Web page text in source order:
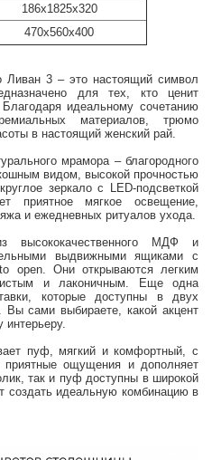
186х1825х320
470х560х400
Ливан 3 – это настоящий символ
для тех, кто ценит
идеальному сочетанию
материалов, трюмо
в настоящий женский рай.
мрамора – благородного
видом, высокой прочностью
зеркало с LED-подсветкой
приятное мягкое освещение,
и ежедневных ритуалов ухода.
высококачественного МДФ и
выдвижными ящиками с
open. Они открываются легким
и лаконичным. Еще одна
которые доступны в двух
Вы сами выбираете, какой акцент
пуф, мягкий и комфортный, с
ощущения и дополняет
так и пуф доступны в широкой
создать идеальную комбинацию в